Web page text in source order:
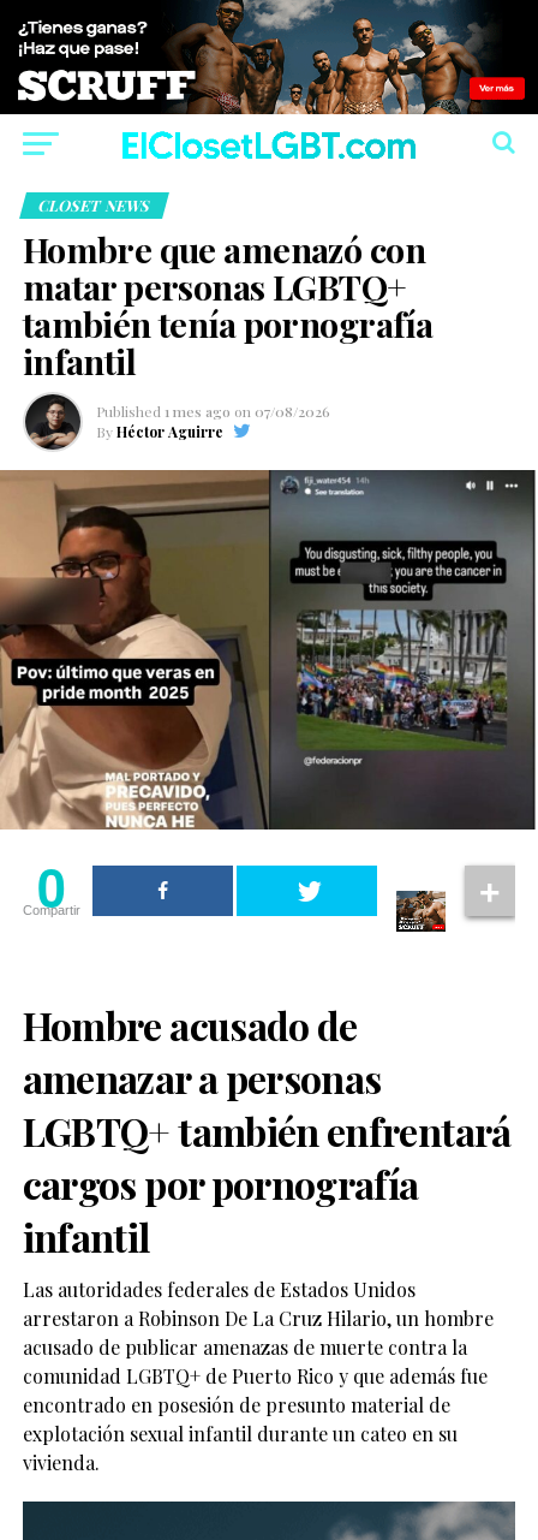
CLOSET NEWS
Hombre que amenazó con
matar personas LGBTQ+
también tenía pornografía
infantil
Published 1 mes ago on 07/08/2026
By Héctor Aguirre
0
Compartir
Hombre acusado de
amenazar a personas
LGBTQ+ también enfrentará
cargos por pornografía
infantil
Las autoridades federales de Estados Unidos
arrestaron a Robinson De La Cruz Hilario, un hombre
acusado de publicar amenazas de muerte contra la
comunidad LGBTQ+ de Puerto Rico y que además fue
encontrado en posesión de presunto material de
explotación sexual infantil durante un cateo en su
vivienda.